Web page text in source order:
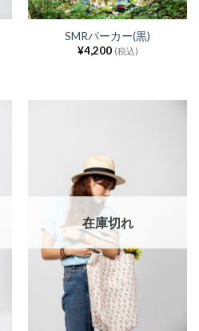
SMRパーカー(黒)
¥4,200 (税込)
在庫切れ